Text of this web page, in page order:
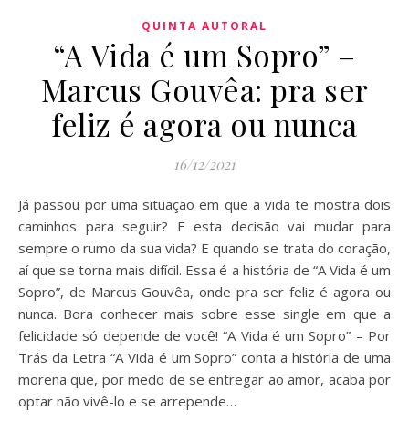
QUINTA AUTORAL
“A Vida é um Sopro” –
Marcus Gouvêa: pra ser
feliz é agora ou nunca
16/12/2021
Já passou por uma situação em que a vida te mostra dois
caminhos para seguir? E esta decisão vai mudar para
sempre o rumo da sua vida? E quando se trata do coração,
aí que se torna mais difícil. Essa é a história de “A Vida é um
Sopro”, de Marcus Gouvêa, onde pra ser feliz é agora ou
nunca. Bora conhecer mais sobre esse single em que a
felicidade só depende de você! “A Vida é um Sopro” – Por
Trás da Letra “A Vida é um Sopro” conta a história de uma
morena que, por medo de se entregar ao amor, acaba por
optar não vivê-lo e se arrepende…